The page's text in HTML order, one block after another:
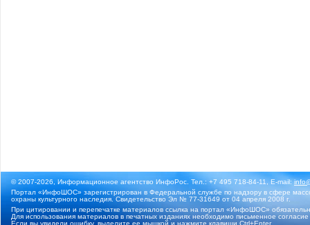
© 2007-2026, Информационное агентство ИнфоРос. Тел.: +7 495 718-84-11, E-mail:
Портал «ИнфоШОС» зарегистрирован в Федеральной службе по надзору в сфере
охраны культурного наследия. Свидетельство Эл № 77-31649 от 04 апреля 2008 г.
При цитировании и перепечатке материалов ссылка на портал «ИнфоШОС»
Для использования материалов в печатных изданиях необходимо письменное
Если вы увидели ошибку, выделите ее мышкой и нажмите клавиши Ctrl+Enter